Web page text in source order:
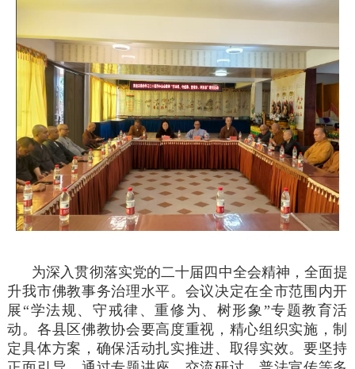
为深入贯彻落实党的二十届四中全会精神，全面提
升我市佛教事务治理水平。会议决定在全市范围内开
展“学法规、守戒律、重修为、树形象”专题教育活
动。各县区佛教协会要高度重视，精心组织实施，制
定具体方案，确保活动扎实推进、取得实效。要坚持